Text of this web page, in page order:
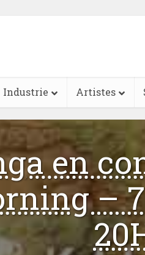
Industrie Artistes
en
–